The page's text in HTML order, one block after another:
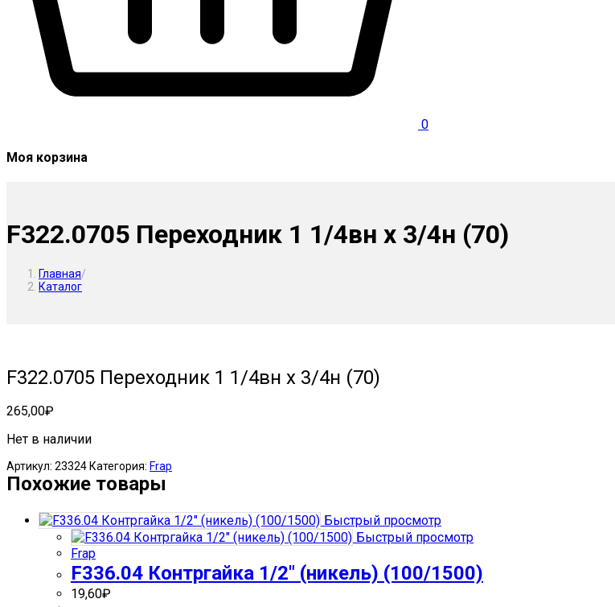
0
Моя корзина
F322.0705 Переходник 1 1/4вн х 3/4н (70)
Главная/
Каталог
F322.0705 Переходник 1 1/4вн х 3/4н (70)
265,00₽
Нет в наличии
Артикул: 23324 Категория: Frap
Похожие товары
Быстрый просмотр
Быстрый просмотр
Frap
F336.04 Контргайка 1/2″ (никель) (100/1500)
19,60₽